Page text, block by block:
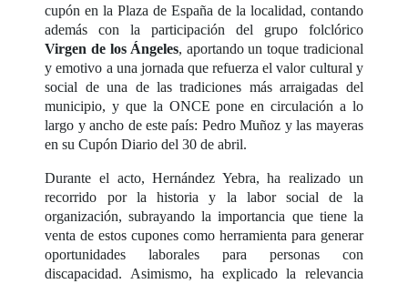
cupón en la Plaza de España de la localidad, contando
además con la participación del grupo folclórico
Virgen de los Ángeles, aportando un toque tradicional
y emotivo a una jornada que refuerza el valor cultural y
social de una de las tradiciones más arraigadas del
municipio, y que la ONCE pone en circulación a lo
largo y ancho de este país: Pedro Muñoz y las mayeras
en su Cupón Diario del 30 de abril.
Durante el acto, Hernández Yebra, ha realizado un
recorrido por la historia y la labor social de la
organización, subrayando la importancia que tiene la
venta de estos cupones como herramienta para generar
oportunidades laborales para personas con
discapacidad. Asimismo, ha explicado la relevancia